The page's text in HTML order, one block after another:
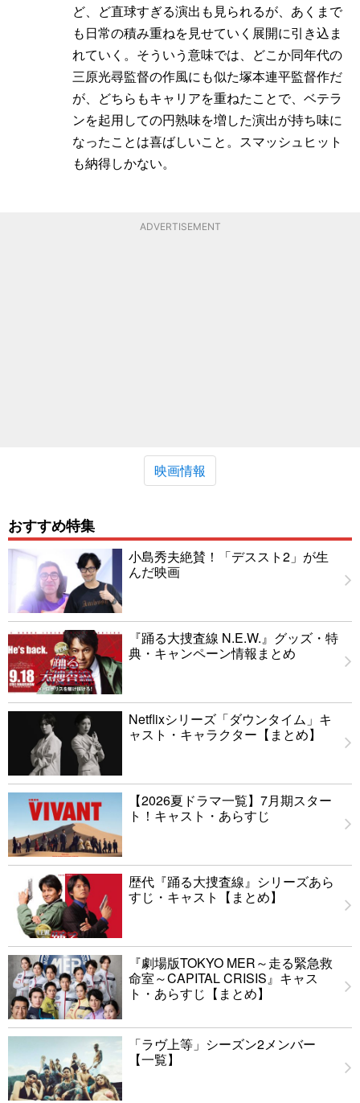
ど、ど直球すぎる演出も見られるが、あくまで
も日常の積み重ねを見せていく展開に引き込ま
れていく。そういう意味では、どこか同年代の
三原光尋監督の作風にも似た塚本連平監督作だ
が、どちらもキャリアを重ねたことで、ベテラ
ンを起用しての円熟味を増した演出が持ち味に
なったことは喜ばしいこと。スマッシュヒット
も納得しかない。
ADVERTISEMENT
映画情報
おすすめ特集
小島秀夫絶賛！「デススト2」が生
んだ映画
『踊る大捜査線 N.E.W.』グッズ・特
典・キャンペーン情報まとめ
Netflixシリーズ「ダウンタイム」キ
ャスト・キャラクター【まとめ】
【2026夏ドラマ一覧】7月期スター
ト！キャスト・あらすじ
歴代『踊る大捜査線』シリーズあら
すじ・キャスト【まとめ】
『劇場版TOKYO MER～走る緊急救
命室～CAPITAL CRISIS』キャス
ト・あらすじ【まとめ】
「ラヴ上等」シーズン2メンバー
【一覧】